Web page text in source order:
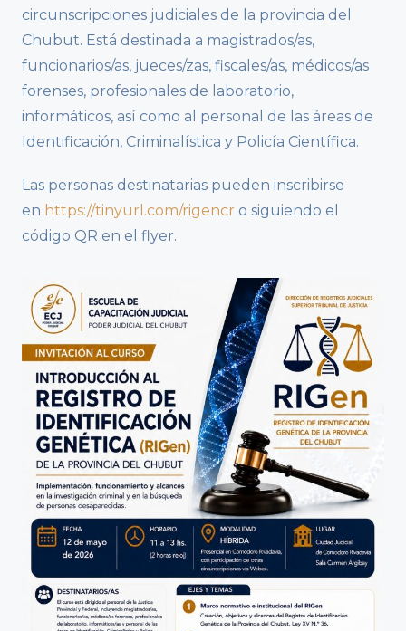
circunscripciones judiciales de la provincia del
Chubut. Está destinada a magistrados/as,
funcionarios/as, jueces/zas, fiscales/as, médicos/as
forenses, profesionales de laboratorio,
informáticos, así como al personal de las áreas de
Identificación, Criminalística y Policía Científica.
Las personas destinatarias pueden inscribirse
en https://tinyurl.com/rigencr o siguiendo el
código QR en el flyer.